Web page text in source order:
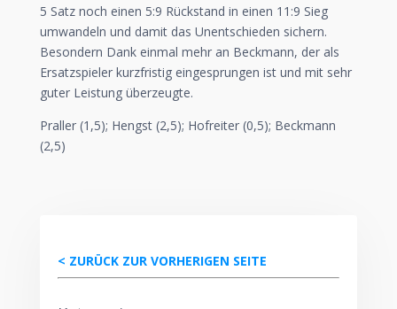
5 Satz noch einen 5:9 Rückstand in einen 11:9 Sieg
umwandeln und damit das Unentschieden sichern.
Besondern Dank einmal mehr an Beckmann, der als
Ersatzspieler kurzfristig eingesprungen ist und mit sehr
guter Leistung überzeugte.
Praller (1,5); Hengst (2,5); Hofreiter (0,5); Beckmann
(2,5)
< ZURÜCK ZUR VORHERIGEN SEITE